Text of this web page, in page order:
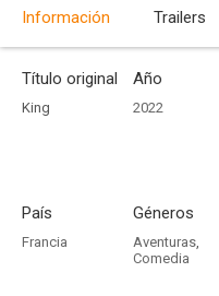
Información Trailers
Título original
King
Año
2022
País
Francia
Géneros
Aventuras,
Comedia